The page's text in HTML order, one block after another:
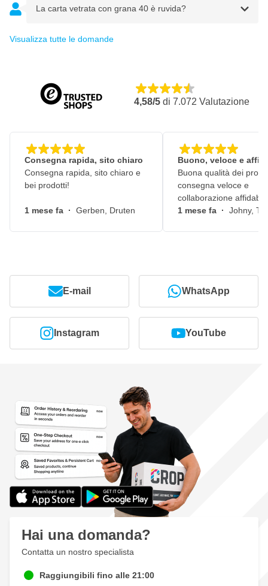
La carta vetrata con grana 40 è ruvida?
Visualizza tutte le domande
4,58/5 di 7.072 Valutazione
Consegna rapida, sito chiaro
Consegna rapida, sito chiaro e
bei prodotti!
1 mese fa · Gerben, Druten
Buono, veloce e
Buona qualità dei
consegna veloce e
collaborazione
1 mese fa · Johny,
E-mail WhatsApp
Instagram YouTube
Hai una domanda?
Contatta un nostro specialista
Raggiungibili fino alle 21:00